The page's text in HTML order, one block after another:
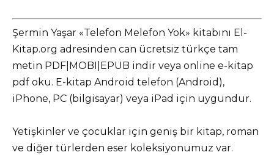
Şermin Yaşar «Telefon Melefon Yok» kitabını El-
Kitap.org adresinden can ücretsiz türkçe tam
metin PDF|MOBI|EPUB indir veya online e-kitap
pdf oku. E-kitap Android telefon (Android),
iPhone, PC (bilgisayar) veya iPad için uygundur.
Yetişkinler ve çocuklar için geniş bir kitap, roman
ve diğer türlerden eser koleksiyonumuz var.